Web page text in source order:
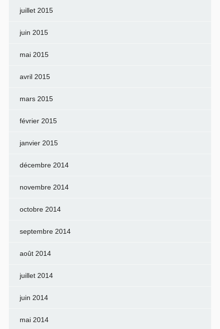
juillet 2015
juin 2015
mai 2015
avril 2015
mars 2015
février 2015
janvier 2015
décembre 2014
novembre 2014
octobre 2014
septembre 2014
août 2014
juillet 2014
juin 2014
mai 2014